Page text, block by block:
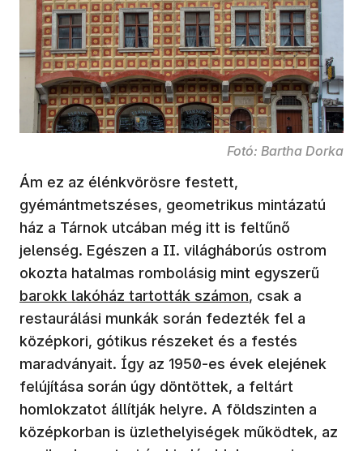
Fotó: Bartha Dorka
Ám ez az élénkvörösre festett,
gyémántmetszéses, geometrikus mintázatú
ház a Tárnok utcában még itt is feltűnő
jelenség. Egészen a II. világháborús ostrom
okozta hatalmas rombolásig mint egyszerű
barokk lakóház tartották számon, csak a
restaurálási munkák során fedezték fel a
középkori, gótikus részeket és a festés
maradványait. Így az 1950-es évek elejének
felújítása során úgy döntöttek, a feltárt
homlokzatot állítják helyre. A földszinten a
középkorban is üzlethelyiségek működtek, az